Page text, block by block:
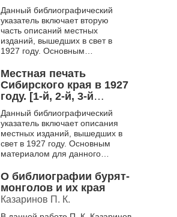
Данный библиографический
указатель включает вторую
часть описаний местных
изданий, вышедших в свет в
1927 году. Основным
указателя послужили данные
Сибирской Книжной Палаты,
дир...
Местная печать
Сибирского края в 1927
году. [1-й, 2-й, 3-й
список]
Данный библиографический
указатель включает описания
местных изданий, вышедших в
свет в 1927 году. Основным
материалом для данного
Сибирской Книжной Палаты,
директором котор...
О библиографии бурят-
монголов и их края
Казаринов П. К.